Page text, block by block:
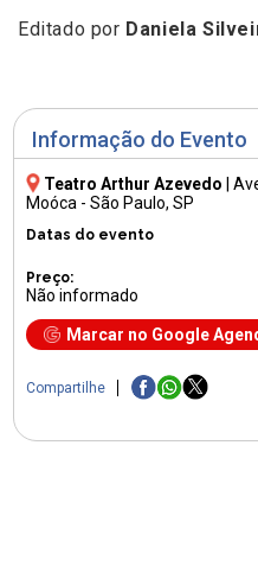
Informação do Evento
Teatro Arthur Azevedo |
Moóca - São Paulo, SP
Datas do evento
Preço:
Não informado
Marcar no Google
Compartilhe
Editado por Daniela